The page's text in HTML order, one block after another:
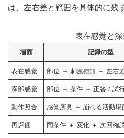
は、左右差と範囲を具体的に残
表在感覚と
場面 記録の型
表在感覚 部位 ＋ 刺激種類 ＋ 左右
深部感覚
部位 ＋ 条件 ＋ 正答 / 試
動作照合
感覚所見 ＋ 崩れる活動場
再評価
同条件 ＋ 変化 ＋ 次回確